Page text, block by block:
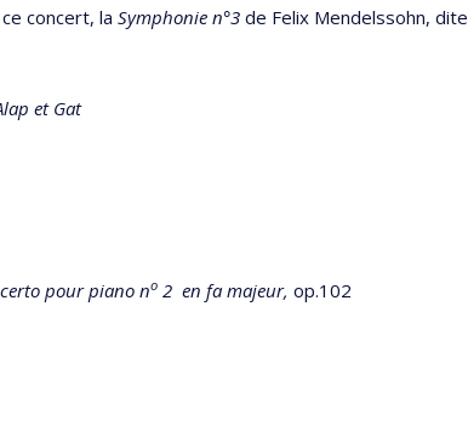
concert, la Symphonie n°3 de Felix Mendelssohn,
et Gat
pour piano no 2 en fa majeur, op.102